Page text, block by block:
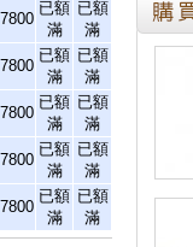
7800
已額
滿
已額
滿
7800
已額
滿
已額
滿
7800
已額
滿
已額
滿
7800
已額
滿
已額
滿
7800
已額
滿
已額
滿